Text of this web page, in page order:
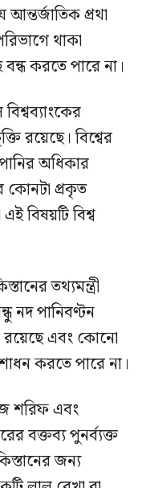
প্রথা
থাকা
করতে পারে না।
রয়েছে। বিশ্বের
অধিকার
কোনটা প্রকৃত
বিষয়টি বিশ্ব
তথ্যমন্ত্রী
নদ পানিবণ্টন
রয়েছে এবং কোনো
করতে পারে না।
শরিফ এবং
বক্তব্য পুনর্ব্যক্ত
জন্য